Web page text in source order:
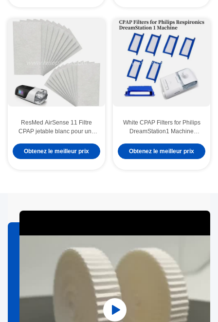
ResMed AirSense 11 Filtre
CPAP jetable blanc pour une
Obtenez le meilleur prix
White CPAP Filters for Philips
DreamStation1 Machine
Obtenez le meilleur prix